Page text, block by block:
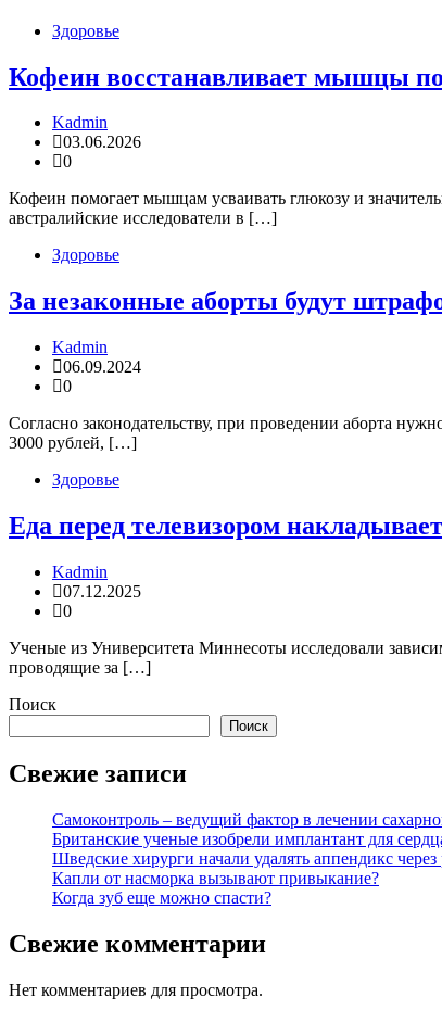
Здоровье
Кофеин восстанавливает мышцы
Kadmin
03.06.2026
0
Кофеин помогает мышцам усваивать глюкозу и
австралийские исследователи в […]
Здоровье
За незаконные аборты будут
Kadmin
06.09.2024
0
Согласно законодательству, при проведении аборта
3000 рублей, […]
Здоровье
Еда перед телевизором
Kadmin
07.12.2025
0
Ученые из Университета Миннесоты исследовали
проводящие за […]
Поиск
Поиск
Свежие записи
Самоконтроль – ведущий фактор в лечении
Британские ученые изобрели имплантант для
Шведские хирурги начали удалять аппендикс через
Капли от насморка вызывают привыкание?
Когда зуб еще можно спасти?
Свежие комментарии
Нет комментариев для просмотра.